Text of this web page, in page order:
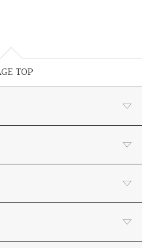
TOP
輪